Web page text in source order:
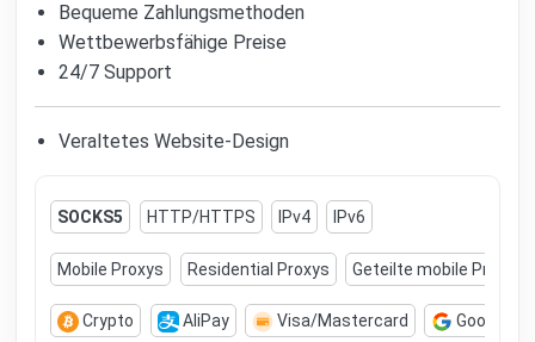
Bequeme Zahlungsmethoden
Wettbewerbsfähige Preise
24/7 Support
Veraltetes Website-Design
SOCKS5 HTTP/HTTPS IPv4 IPv6
Mobile Proxys Residential Proxys Geteilte mobile Proxys
Crypto AliPay Visa/Mastercard Google